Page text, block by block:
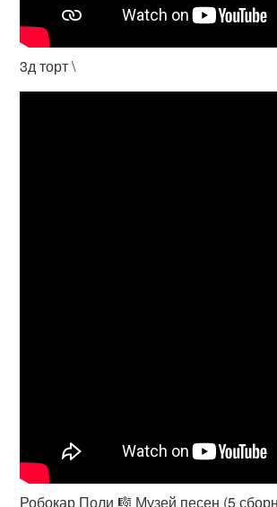
3д торт \
Робокар Поли 🎼 Музей песен (5